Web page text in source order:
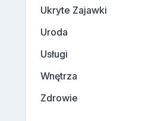
Ukryte Zajawki
Uroda
Usługi
Wnętrza
Zdrowie